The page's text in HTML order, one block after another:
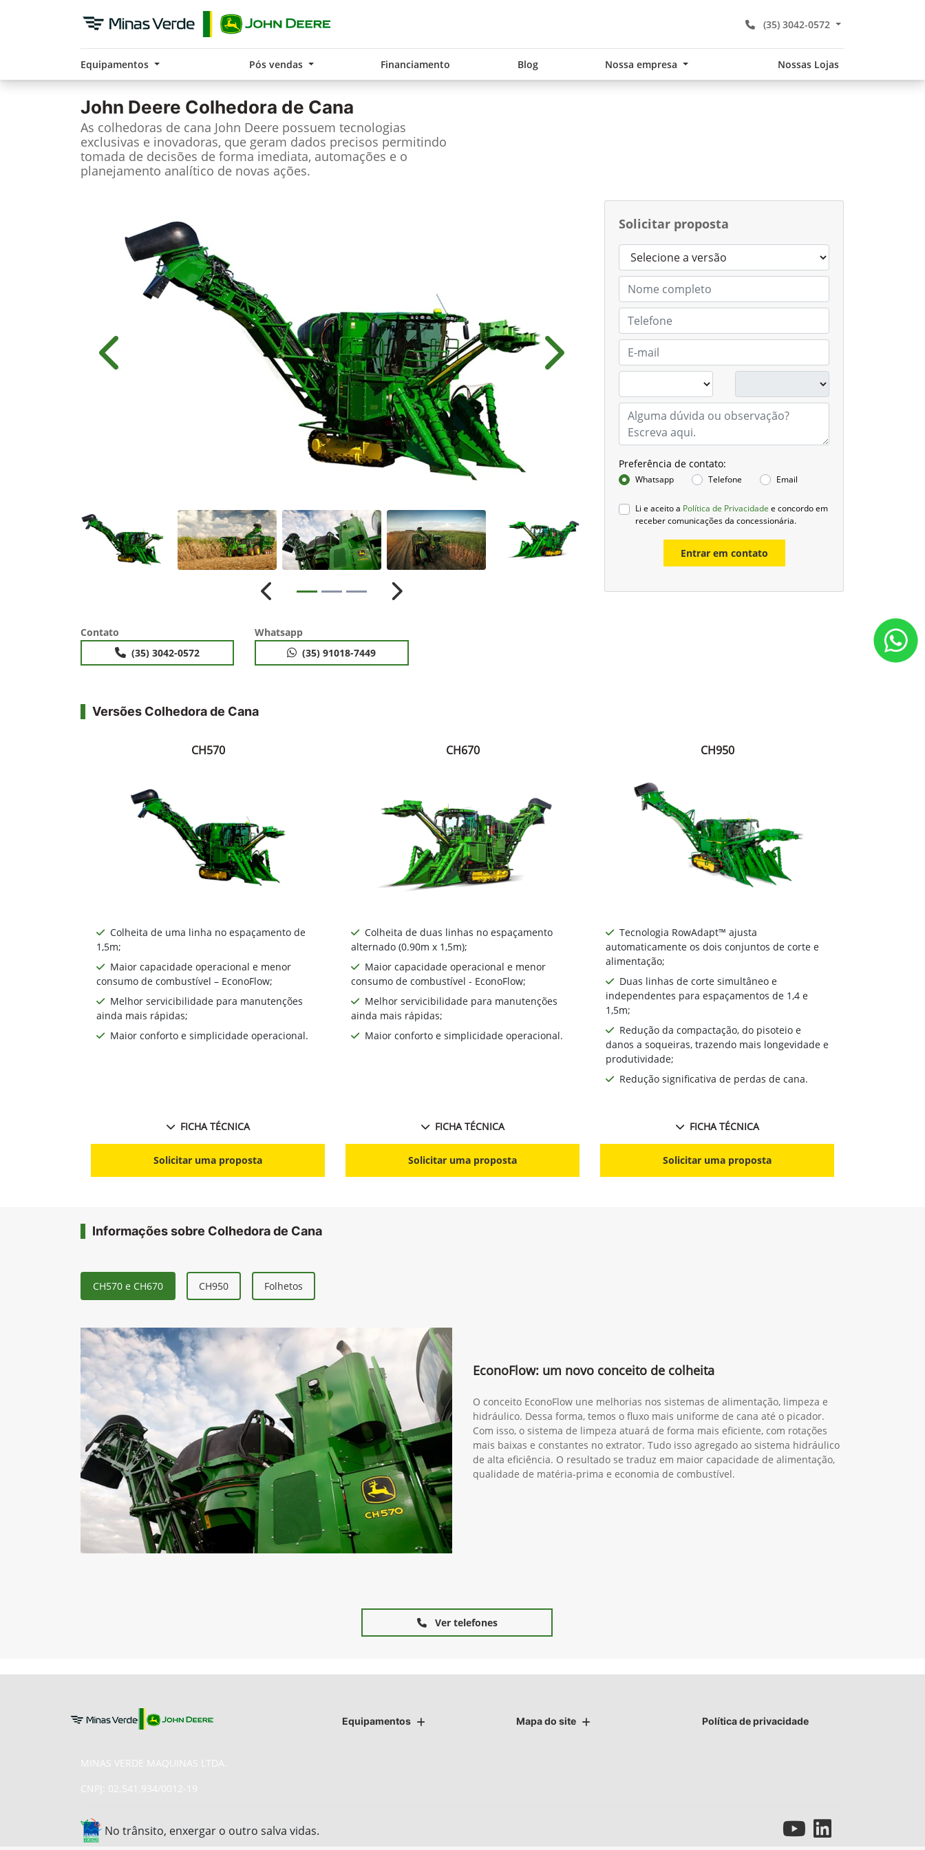
(35) 3042-0572
Equipamentos Pós vendas Financiamento Blog Nossa empresa Nossas Lojas
John Deere Colhedora de Cana
As colhedoras de cana John Deere possuem tecnologias
exclusivas e inovadoras, que geram dados precisos permitindo
tomada de decisões de forma imediata, automações e o
planejamento analítico de novas ações.
Solicitar proposta
Preferência de contato:
Whatsapp Telefone Email
Li e aceito a Política de Privacidade e concordo em
receber comunicações da concessionária.
Entrar em contato
Anterior Próximo
Anterior Próximo
Contato
(35) 3042-0572
Whatsapp
(35) 91018-7449
Versões Colhedora de Cana
CH570
Colheita de uma linha no espaçamento de
1,5m;
Maior capacidade operacional e menor
consumo de combustível – EconoFlow;
Melhor servicibilidade para manutenções
ainda mais rápidas;
Maior conforto e simplicidade operacional.
FICHA TÉCNICA
Solicitar uma proposta
CH670
Colheita de duas linhas no espaçamento
alternado (0.90m x 1,5m);
Maior capacidade operacional e menor
consumo de combustível - EconoFlow;
Melhor servicibilidade para manutenções
ainda mais rápidas;
Maior conforto e simplicidade operacional.
FICHA TÉCNICA
Solicitar uma proposta
CH950
Tecnologia RowAdapt™ ajusta
automaticamente os dois conjuntos de corte e
alimentação;
Duas linhas de corte simultâneo e
independentes para espaçamentos de 1,4 e
1,5m;
Redução da compactação, do pisoteio e
danos a soqueiras, trazendo mais longevidade e
produtividade;
Redução significativa de perdas de cana.
FICHA TÉCNICA
Solicitar uma proposta
Informações sobre Colhedora de Cana
CH570 e CH670 CH950 Folhetos
EconoFlow: um novo conceito de colheita
O conceito EconoFlow une melhorias nos sistemas de alimentação, limpeza e
hidráulico. Dessa forma, temos o fluxo mais uniforme de cana até o picador.
Com isso, o sistema de limpeza atuará de forma mais eficiente, com rotações
mais baixas e constantes no extrator. Tudo isso agregado ao sistema hidráulico
de alta eficiência. O resultado se traduz em maior capacidade de alimentação,
qualidade de matéria-prima e economia de combustível.
Ver telefones
Equipamentos Mapa do site Política de privacidade
MINAS VERDE MAQUINAS LTDA.
CNPJ: 02.541.934/0012-19
No trânsito, enxergar o outro salva vidas.